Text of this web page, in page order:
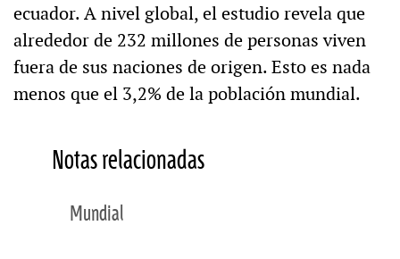
ecuador. A nivel global, el estudio revela que
alrededor de 232 millones de personas viven
fuera de sus naciones de origen. Esto es nada
menos que el 3,2% de la población mundial.
Notas relacionadas
Mundial